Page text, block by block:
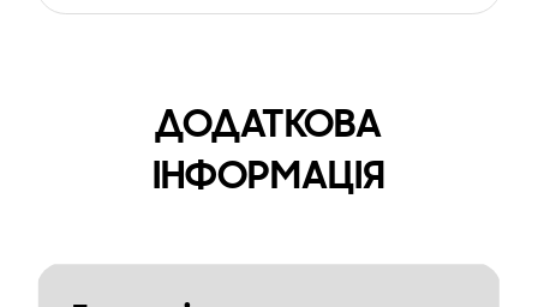
ДОДАТКОВА
ІНФОРМАЦІЯ